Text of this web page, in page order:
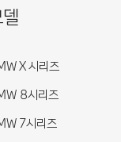
X 시리즈
8시리즈
7시리즈